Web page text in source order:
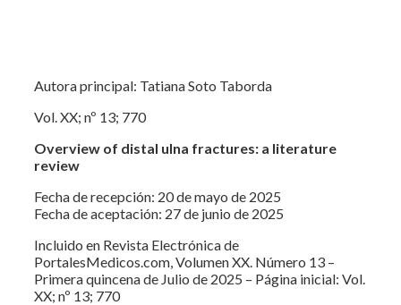
Autora principal: Tatiana Soto Taborda
Vol. XX; nº 13; 770
Overview of distal ulna fractures: a literature
review
Fecha de recepción: 20 de mayo de 2025
Fecha de aceptación: 27 de junio de 2025
Incluido en Revista Electrónica de
PortalesMedicos.com, Volumen XX. Número 13 –
Primera quincena de Julio de 2025 – Página inicial: Vol.
XX; nº 13; 770